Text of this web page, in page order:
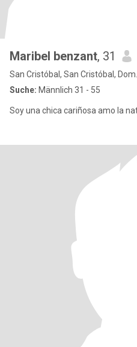
Maribel benzant, 31
San Cristóbal, San Cristóbal, Dom.
Suche: Männlich 31 - 55
Soy una chica cariñosa amo la